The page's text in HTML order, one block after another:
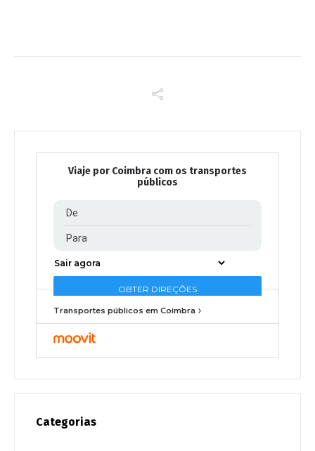
Viaje por Coimbra com os transportes
públicos
Transportes públicos em Coimbra
Categorias